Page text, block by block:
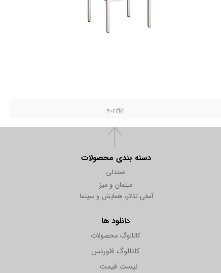
4023M
دسته بندی محصولات
صندلی
مبلمان و میز
آمفی تئاتر، همایش و سینما
دانلود ها
کاتالوگ محصولات
کاتالوگ فلورنس
لیست قیمت